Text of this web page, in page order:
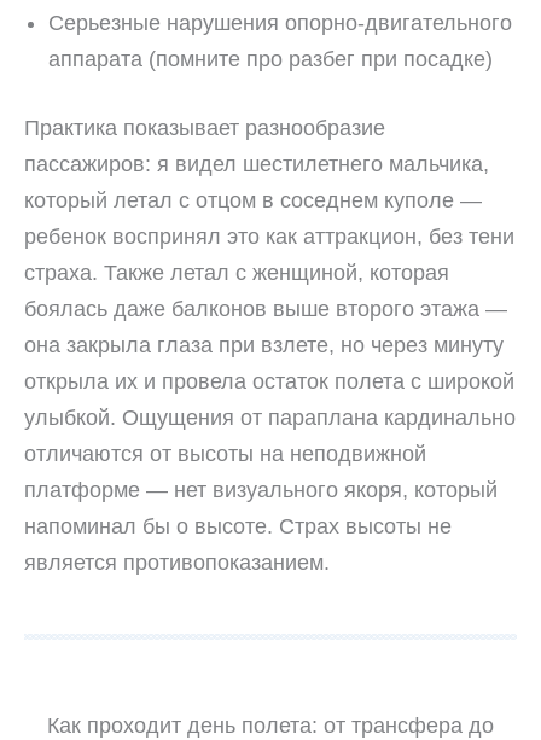
Серьезные нарушения опорно-двигательного
аппарата (помните про разбег при посадке)
Практика показывает разнообразие
пассажиров: я видел шестилетнего мальчика,
который летал с отцом в соседнем куполе —
ребенок воспринял это как аттракцион, без тени
страха. Также летал с женщиной, которая
боялась даже балконов выше второго этажа —
она закрыла глаза при взлете, но через минуту
открыла их и провела остаток полета с широкой
улыбкой. Ощущения от параплана кардинально
отличаются от высоты на неподвижной
платформе — нет визуального якоря, который
напоминал бы о высоте. Страх высоты не
является противопоказанием.
Как проходит день полета: от трансфера до